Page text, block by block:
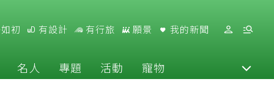
初 有設計 有行旅 願景 我的新聞
名人 專題 活動 寵物